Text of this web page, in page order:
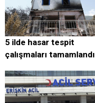
5 ilde hasar tespit
çalışmaları tamamlandı